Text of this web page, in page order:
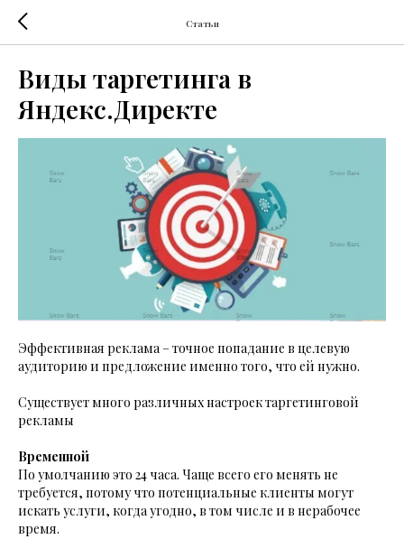
Статьи
Виды таргетинга в
Яндекс.Директе
Эффективная реклама – точное попадание в целевую
аудиторию и предложение именно того, что ей нужно.
Существует много различных настроек таргетинговой
рекламы
Временной
По умолчанию это 24 часа. Чаще всего его менять не
требуется, потому что потенциальные клиенты могут
искать услуги, когда угодно, в том числе и в нерабочее
время.